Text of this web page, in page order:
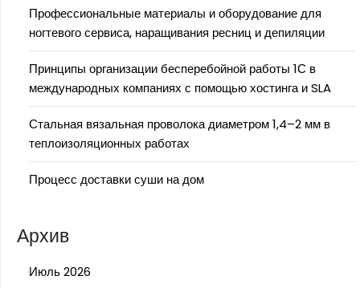
Профессиональные материалы и оборудование для
ногтевого сервиса, наращивания ресниц и депиляции
Принципы организации бесперебойной работы 1С в
международных компаниях с помощью хостинга и SLA
Стальная вязальная проволока диаметром 1,4–2 мм в
теплоизоляционных работах
Процесс доставки суши на дом
Архив
Июль 2026